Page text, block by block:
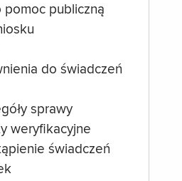
pomoc publiczną
do świadczeń
sprawy
weryfikacyjne
świadczeń